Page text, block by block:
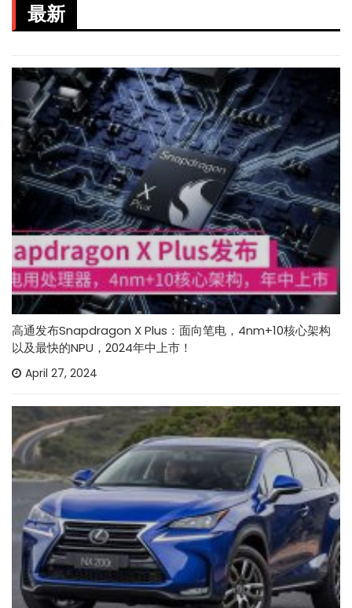
最新
高通发布Snapdragon X Plus：面向笔电，4nm+10核心架构
以及最快的NPU，2024年中上市！
April 27, 2024